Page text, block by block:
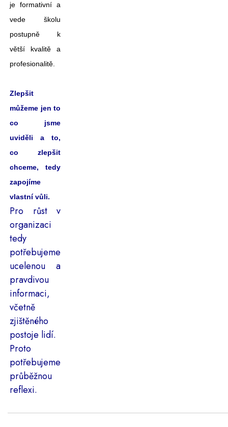
je formativní a
vede školu
postupně k
větší kvalitě a
profesionalitě.
Zlepšit
můžeme jen to
co jsme
uviděli a to,
co zlepšit
chceme, tedy
zapojíme
vlastní vůli.
Pro růst v
organizaci
tedy
potřebujeme
ucelenou a
pravdivou
informaci,
včetně
zjištěného
postoje lidí.
Proto
potřebujeme
průběžnou
reflexi.